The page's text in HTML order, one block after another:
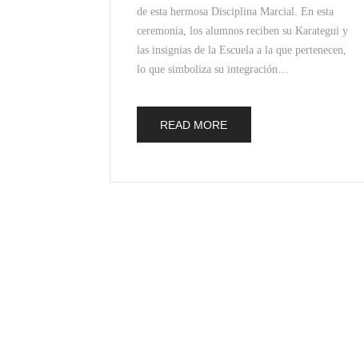
de esta hermosa Disciplina Marcial. En esta
ceremonia, los alumnos reciben su Karategui y
las insignias de la Escuela a la que pertenecen,
lo que simboliza su integración…
READ MORE